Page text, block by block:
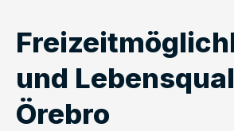
und
Örebro